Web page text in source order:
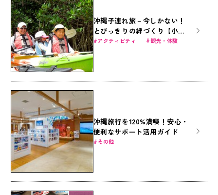
沖縄子連れ旅－今しかない！
とびっきりの絆づくり【小学
生向け6才～】
アクティビティ 観光・体験
沖縄旅行を120%満喫！安心・
便利なサポート活用ガイド
その他